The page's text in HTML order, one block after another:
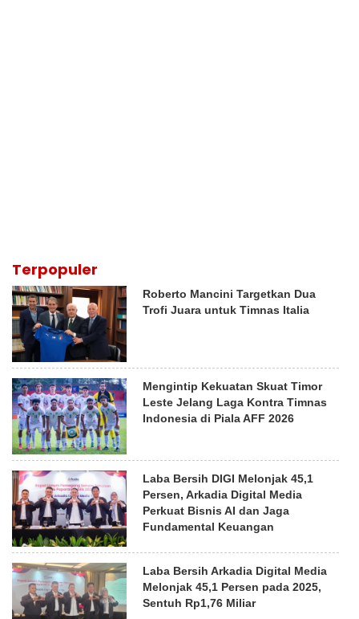
Terpopuler
Roberto Mancini Targetkan Dua
Trofi Juara untuk Timnas Italia
Mengintip Kekuatan Skuat Timor
Leste Jelang Laga Kontra Timnas
Indonesia di Piala AFF 2026
Laba Bersih DIGI Melonjak 45,1
Persen, Arkadia Digital Media
Perkuat Bisnis AI dan Jaga
Fundamental Keuangan
Laba Bersih Arkadia Digital Media
Melonjak 45,1 Persen pada 2025,
Sentuh Rp1,76 Miliar